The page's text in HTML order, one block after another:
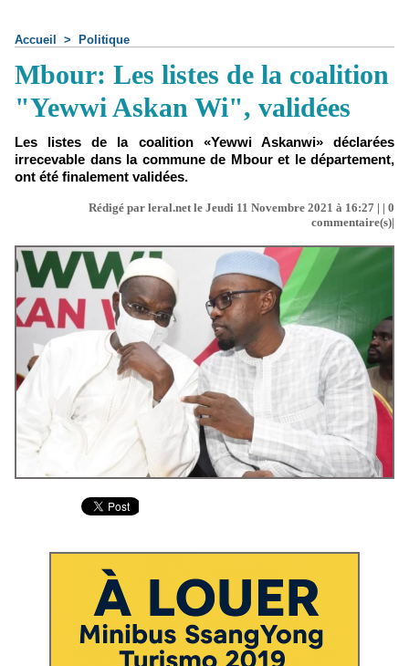
Accueil > Politique
Mbour: Les listes de la coalition
"Yewwi Askan Wi", validées
Les listes de la coalition «Yewwi Askanwi» déclarées
irrecevable dans la commune de Mbour et le département,
ont été finalement validées.
Rédigé par leral.net le Jeudi 11 Novembre 2021 à 16:27 | | 0
commentaire(s)|